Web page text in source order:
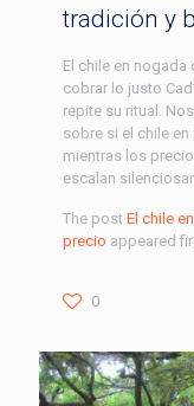
tradición y
El chile en nogada
cobrar lo justo
repite su ritual.
sobre si el chile
mientras los
escalan
The post El chile
precio appeared
0